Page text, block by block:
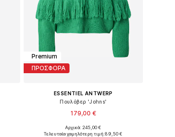
Premium
ΠΡΟΣΦΟΡΑ
ESSENTIEL ANTWERP
Πουλόβερ 'Johns'
179,00 €
Διαθέσιμα μεγέθη: XS, M, L
Αρχικά: 245,00 €
Τελευταία χαμηλότερη τιμή:89,50 €